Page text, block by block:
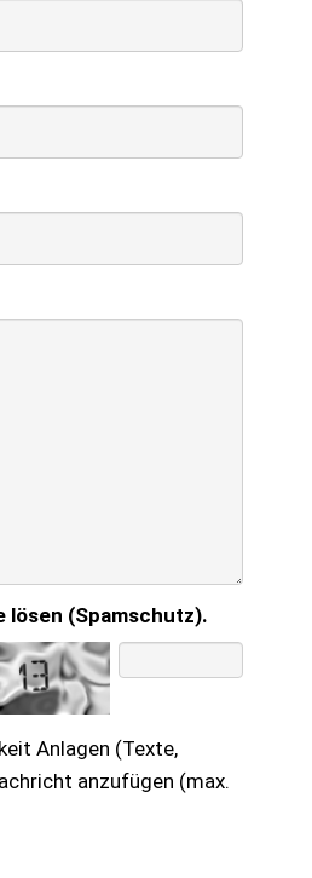
lösen (Spamschutz).
Anlagen (Texte,
anzufügen (max.